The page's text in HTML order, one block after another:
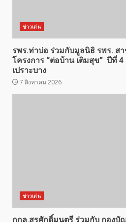
ข่าวเด่น
รพร.ท่าบ่อ ร่วมกับมูลนิธิ รพร. ส
โครงการ “ต่อบ้าน เติมสุข” ปีที่
เปราะบาง
7 สิงหาคม 2026
ข่าวเด่น
กกล.สุรศักดิ์มนตรี ร่วมกับ กองบั